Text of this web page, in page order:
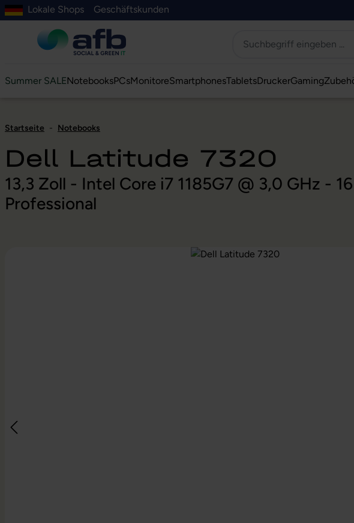
springen
Suche springen
Zur Hauptnavigation springen
Zur Navigation der B2B-Plattform springen
Lokale Shops Geschäftskunden
Summer SALENotebooksPCsMonitoreSmartphonesTabletsDruckerGaming
Startseite - Notebooks
Dell Latitude 7320
13,3 Zoll - Intel Core i7 1185G7 @ 3,0 GHz -
Professional